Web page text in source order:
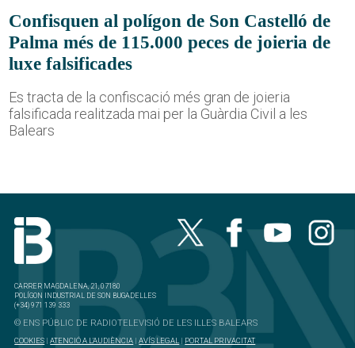
Confisquen al polígon de Son Castelló de
Palma més de 115.000 peces de joieria de
luxe falsificades
Es tracta de la confiscació més gran de joieria
falsificada realitzada mai per la Guàrdia Civil a les
Balears
CARRER MAGDALENA, 21, 07180
POLÍGON INDUSTRIAL DE SON BUGADELLES
(+34) 971 139 333
© ENS PÚBLIC DE RADIOTELEVISIÓ DE LES ILLES BALEARS
COOKIES |ATENCIÓ A L'AUDIÈNCIA |AVÍS LEGAL | PORTAL PRIVACITAT